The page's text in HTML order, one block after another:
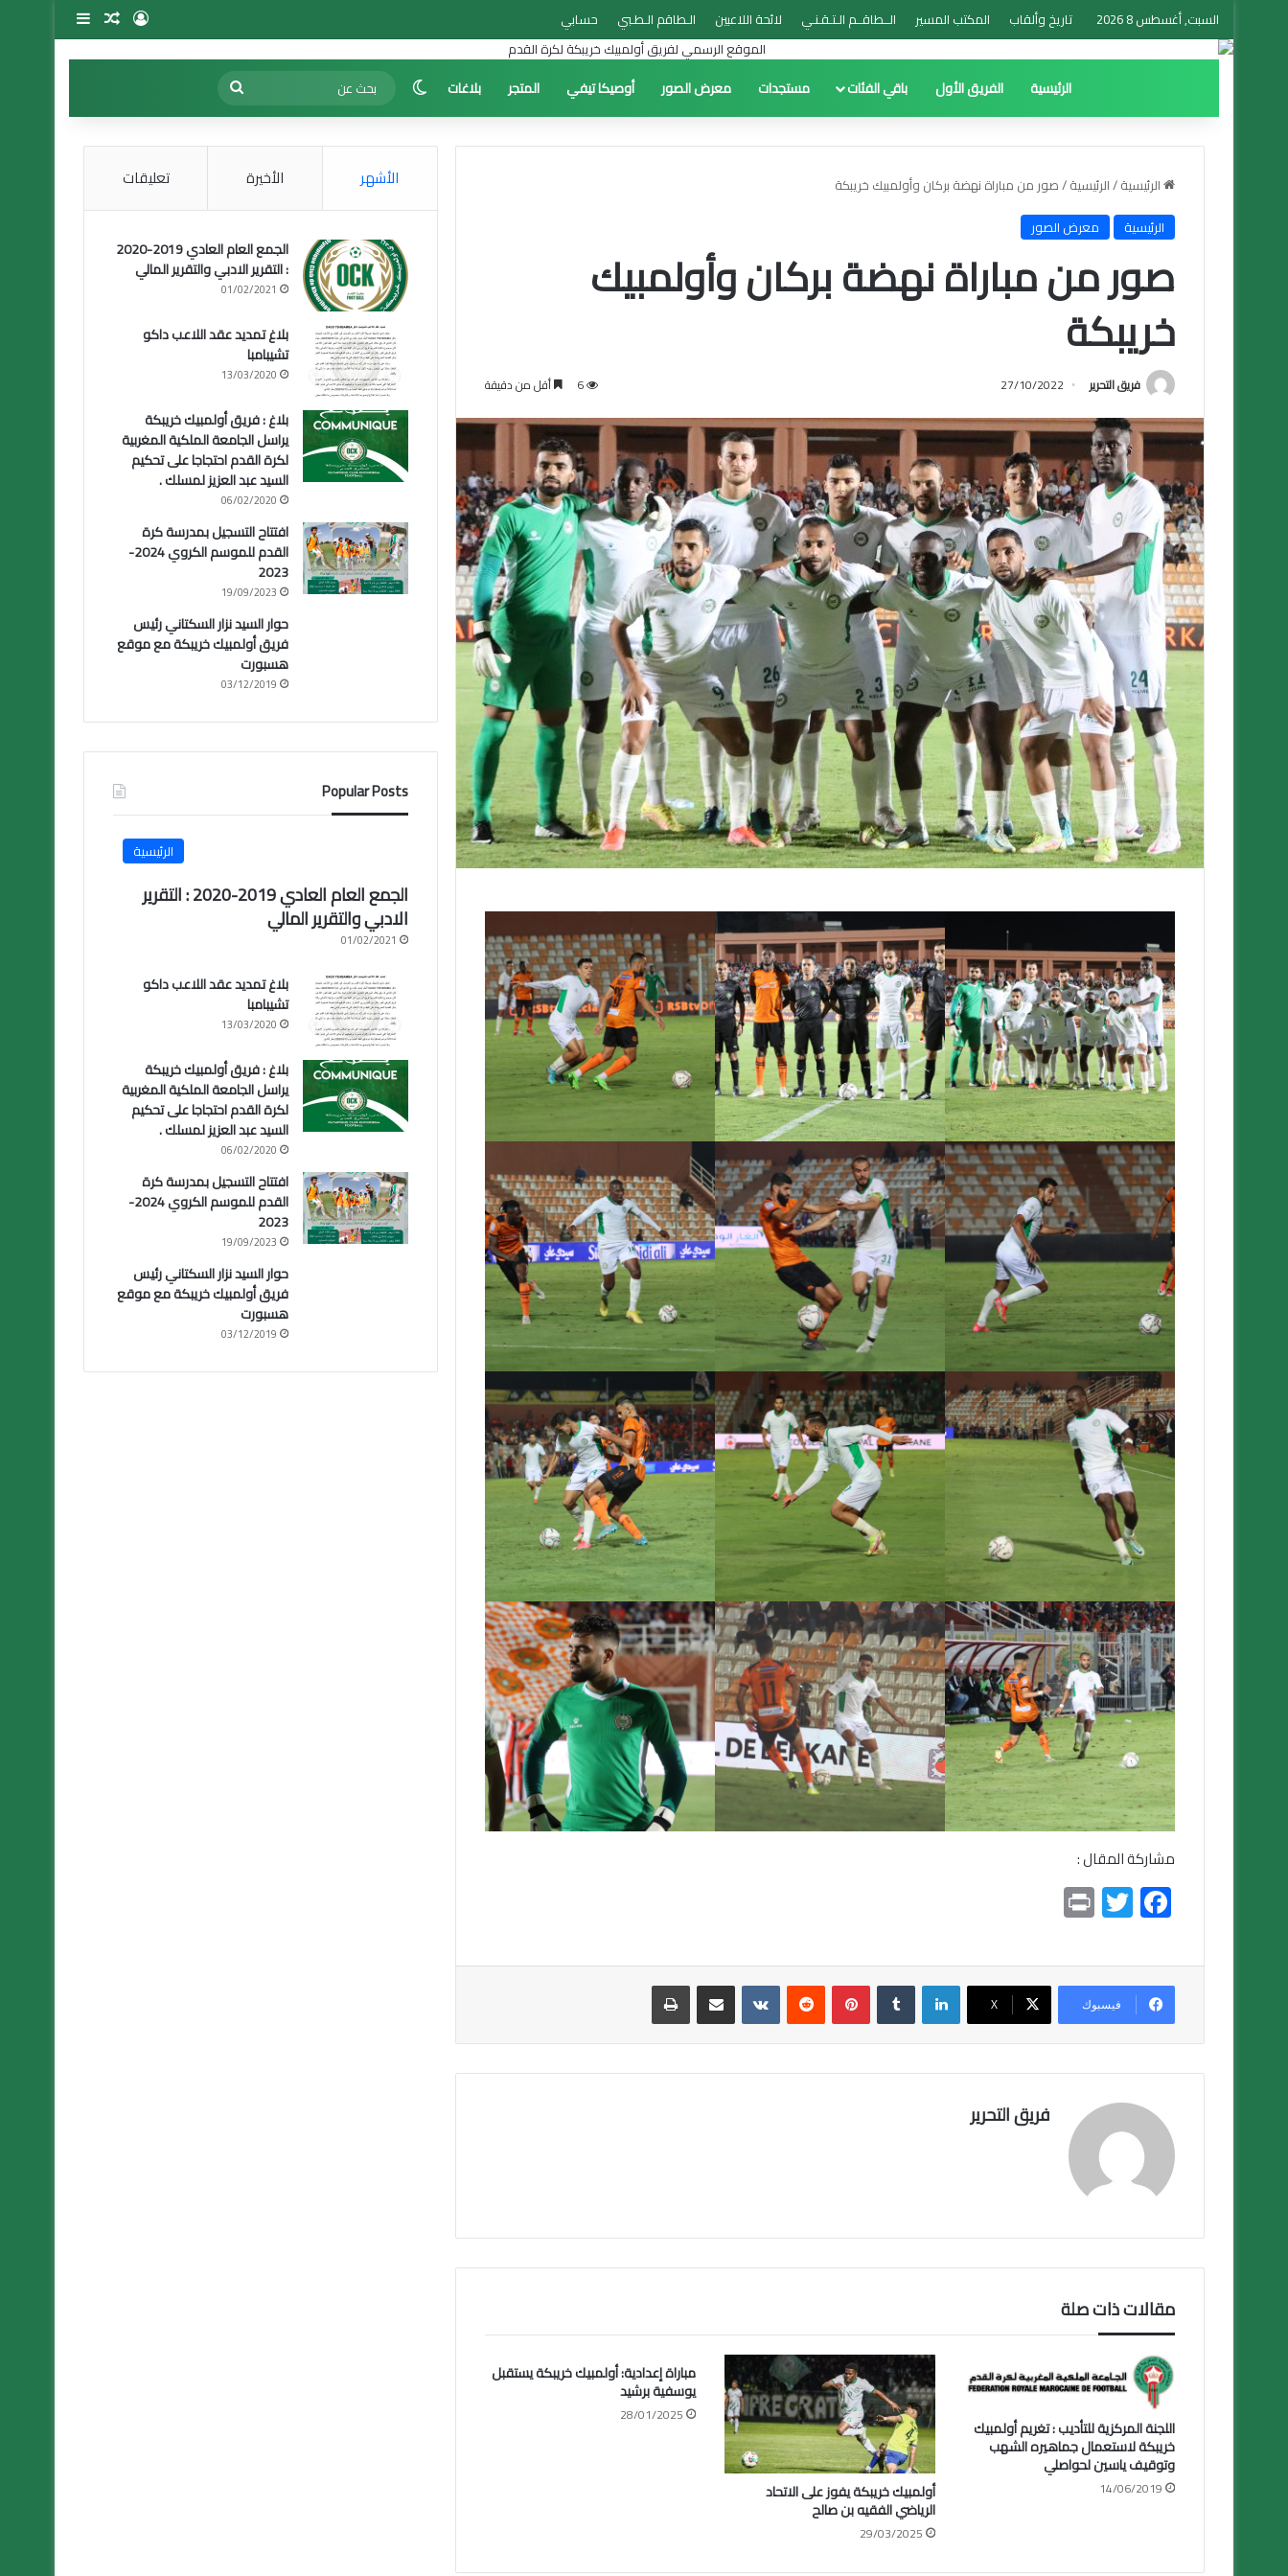
السبت, أغسطس 8 2026 تاريخ وألقاب المكتب المسير الــطاقــم الـتـقـنـي لائحة اللاعبين الـطاقم الـطـبي حسابي تسجيل الدخول
مقال عشوائي
إضافة
الرئيسية الفريق الأول باقي الفئات مستجدات معرض الصور أوصيكا تيفي المتجر بلاغات الوضع المظلم
بحث
عن
الرئيسية/الرئيسية/صور من مباراة نهضة بركان وأولمبيك خريبكة
الرئيسية
معرض الصور
صور من مباراة نهضة بركان وأولمبيك
خريبكة
فريق التحرير 27/10/2022
6 أقل من دقيقة
مشاركة المقال :
F
ac
e
b
o
ok
T
wi
tt
er
t
فيسبوك X
لينكدإن بينتيريست مشاركة عبر البريد طباعة
فريق التحرير
مقالات ذات صلة
اللجنة المركزية للتأديب : تغريم أولمبيك
خريبكة لاستعمال جماهيره الشهب
وتوقيف ياسين لحواصلي
14/06/2019 أولمبيك خريبكة يفوز على الاتحاد
الرياضي الفقيه بن صالح
29/03/2025
مباراة إعدادية: أولمبيك خريبكة يستقبل
يوسفية برشيد
28/01/2025
الأشهر الأخيرة تعليقات
الجمع العام العادي 2019-2020
: التقرير الادبي والتقرير المالي
01/02/2021
بلاغ تمديد عقد اللاعب داكو
تشيبامبا
13/03/2020
بلاغ : فريق أولمبيك خريبكة
يراسل الجامعة الملكية المغربية
لكرة القدم احتجاجا على تحكيم
السيد عبد العزيز لمسلك .
06/02/2020
افتتاح التسجيل بمدرسة كرة
القدم للموسم الكروي 2024-
2023
19/09/2023
حوار السيد نزار السكتاني رئيس
فريق أولمبيك خريبكة مع موقع
هسبورت
03/12/2019
Popular Posts
الرئيسية
الجمع العام العادي 2019-2020 : التقرير
الادبي والتقرير المالي
01/02/2021
بلاغ تمديد عقد اللاعب داكو
تشيبامبا
13/03/2020
بلاغ : فريق أولمبيك خريبكة
يراسل الجامعة الملكية المغربية
لكرة القدم احتجاجا على تحكيم
السيد عبد العزيز لمسلك .
06/02/2020
افتتاح التسجيل بمدرسة كرة
القدم للموسم الكروي 2024-
2023
19/09/2023
حوار السيد نزار السكتاني رئيس
فريق أولمبيك خريبكة مع موقع
هسبورت
03/12/2019